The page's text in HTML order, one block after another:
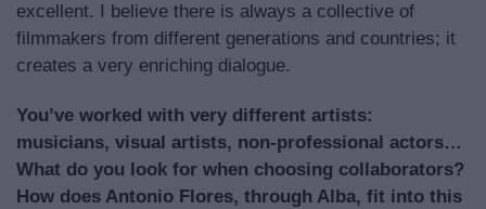
excellent. I believe there is always a collective of
filmmakers from different generations and countries; it
creates a very enriching dialogue.
You’ve worked with very different artists:
musicians, visual artists, non-professional actors…
What do you look for when choosing collaborators?
How does Antonio Flores, through Alba, fit into this